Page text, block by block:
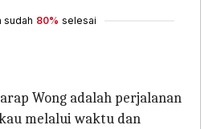
sudah 80% selesai
Wong adalah perjalanan
melalui waktu dan